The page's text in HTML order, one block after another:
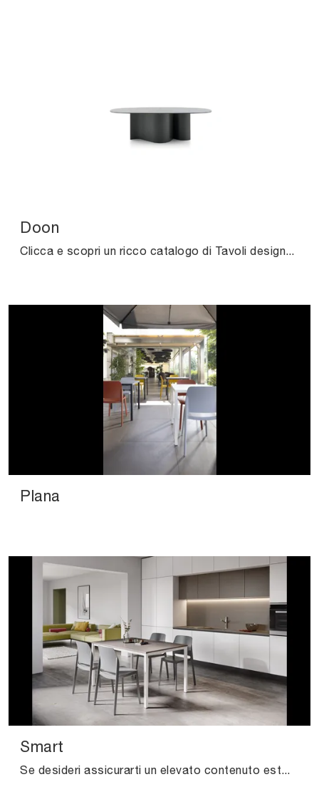
Doon
Clicca e scopri un ricco catalogo di Tavoli design fissi da pranzo! Il modello Doon di Ditre Italia ti aspetta.
Plana
Smart
Se desideri assicurarti un elevato contenuto estetico negli spazi domestici, ma vuoi anche rendere gli ambienti agibili e confortevoli, allora le ...